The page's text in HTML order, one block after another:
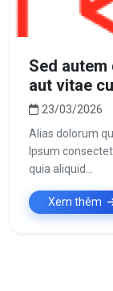
Sed
aut vitae
23/03/2026
Alias dolorum
Ipsum
quia aliquid...
Xem thêm